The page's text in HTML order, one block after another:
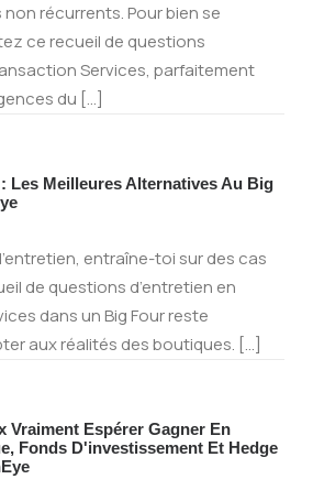
récurrents. Pour bien se
ce recueil de questions
Services, parfaitement
du […]
Les Meilleures Alternatives Au Big
entraîne-toi sur des cas
de questions d’entretien en
dans un Big Four reste
aux réalités des boutiques. […]
Vraiment Espérer Gagner En
Fonds D'investissement Et Hedge